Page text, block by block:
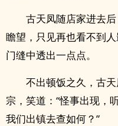
古天凤随店家进去
瞻望，只见再也看不到
门缝中透出一点点。
不出顿饭之久，古
宗，笑道：“怪事出现，
我们出镇去查如何？”